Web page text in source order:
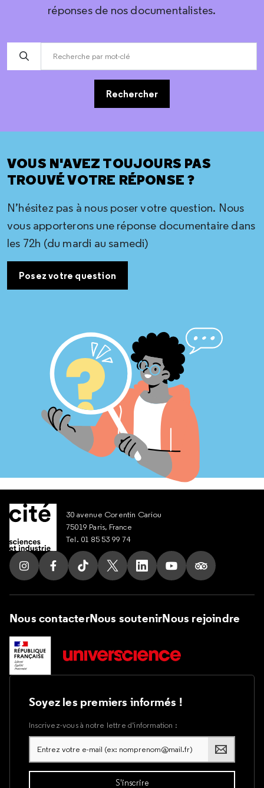
réponses de nos documentalistes.
Rechercher
VOUS N'AVEZ TOUJOURS PAS
TROUVÉ VOTRE RÉPONSE ?
N’hésitez pas à nous poser votre question. Nous
vous apporterons une réponse documentaire dans
les 72h (du mardi au samedi)
Posez votre question
30 avenue Corentin Cariou
75019 Paris, France
Tel. 01 85 53 99 74
Suivez nous sur Instagram
Suivez nous sur Facebook
Suivez nous sur Tik Tok
Suivez nous sur X
Suivez nous sur LinkedIn
Suivez nous sur
Suivez nous
Nous contacterNous soutenirNous rejoindre
Soyez les premiers informés !
Inscrivez-vous à notre lettre d’information :